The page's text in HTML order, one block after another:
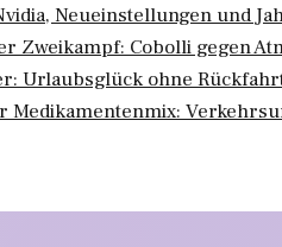
Neueinstellungen und
Zweikampf: Cobolli gegen
Urlaubsglück ohne
Medikamentenmix: